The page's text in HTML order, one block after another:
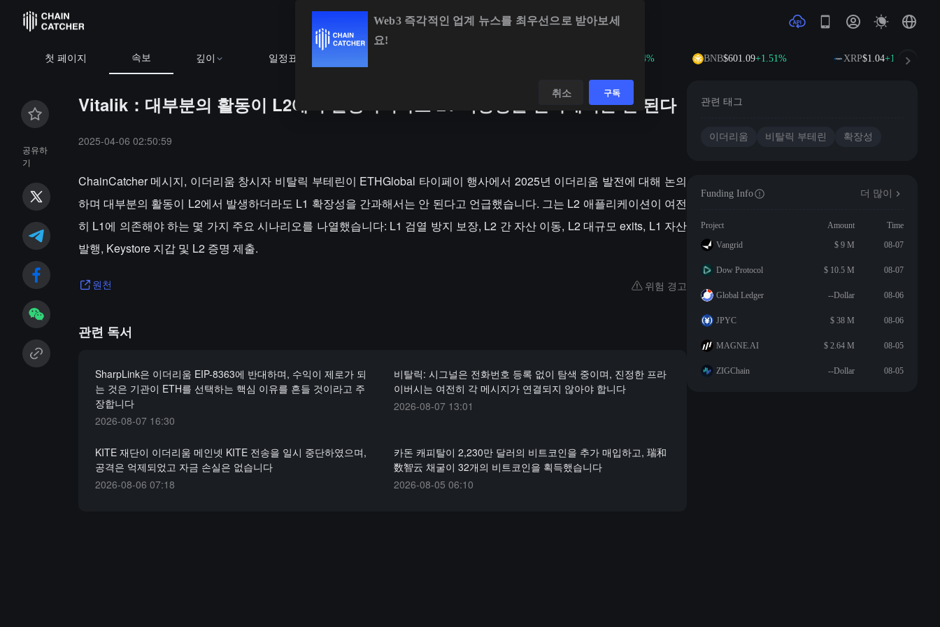
첫 페이지 속보 깊이 일정표 +0.14% BNB$601.09+1.51% XRP$1.04+1.14%
공유하
기
Vitalik：대부분의 활동이 L2에서 발생하더라도 L1 확장성을 간과해서는 안 된다
2025-04-06 02:50:59
ChainCatcher 메시지, 이더리움 창시자 비탈릭 부테린이 ETHGlobal 타이페이 행사에서 2025년 이더리움 발전에 대해 논의
하며 대부분의 활동이 L2에서 발생하더라도 L1 확장성을 간과해서는 안 된다고 언급했습니다. 그는 L2 애플리케이션이 여전
히 L1에 의존해야 하는 몇 가지 주요 시나리오를 나열했습니다: L1 검열 방지 보장, L2 간 자산 이동, L2 대규모 exits, L1 자산
발행, Keystore 지갑 및 L2 증명 제출.
원천 위험 경고
관련 독서
SharpLink은 이더리움 EIP-8363에 반대하며, 수익이 제로가 되
는 것은 기관이 ETH를 선택하는 핵심 이유를 흔들 것이라고 주
장합니다
2026-08-07 16:30
비탈릭: 시그널은 전화번호 등록 없이 탐색 중이며, 진정한 프라
이버시는 여전히 각 메시지가 연결되지 않아야 합니다
2026-08-07 13:01
KITE 재단이 이더리움 메인넷 KITE 전송을 일시 중단하였으며,
공격은 억제되었고 자금 손실은 없습니다
2026-08-06 07:18
카돈 캐피탈이 2,230만 달러의 비트코인을 추가 매입하고, 瑞和
数智云 채굴이 32개의 비트코인을 획득했습니다
2026-08-05 06:10
관련 태그
이더리움 비탈릭 부테린 확장성
Funding Info 더 많이
Project Amount
Time
Vangrid
$ 9 M 08-07
Dow Protocol $ 10.5 M 08-07
Global Ledger --Dollar 08-06
JPYC $ 38 M 08-06
MAGNE.AI $ 2.64 M 08-05
ZIGChain --Dollar 08-05
Web3 즉각적인 업계 뉴스를 최우선으로 받아보세
요!
취소 구독